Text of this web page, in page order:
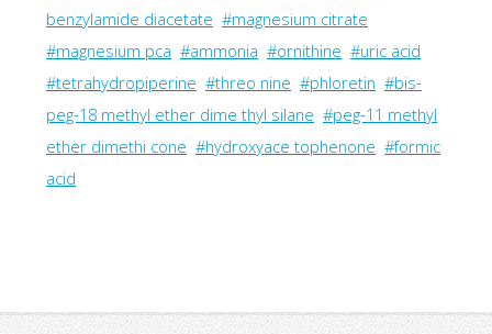
benzylamide diacetate #magnesium citrate
#magnesium pca #ammonia #ornithine #uric acid
#tetrahydropiperine #threo nine #phloretin #bis-
peg-18 methyl ether dime thyl silane #peg-11 methyl
ether dimethi cone #hydroxyace tophenone #formic
acid